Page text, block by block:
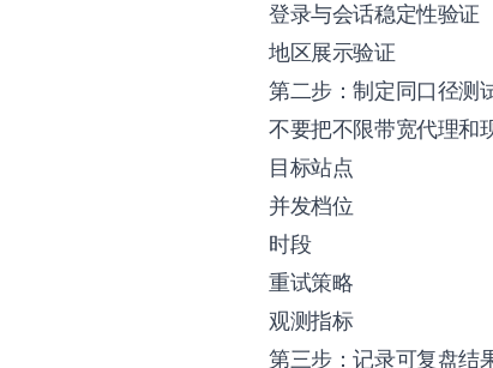
登录与会话稳定性验证
地区展示验证
第二步：制定同口径测
不要把不限带宽代理和
目标站点
并发档位
时段
重试策略
观测指标
第三步：记录可复盘结